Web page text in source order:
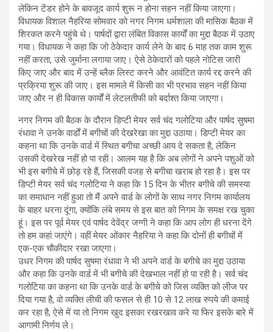
लेकिन टेंडर होने के बावजूद कार्य शुरू न होना सहन नहीं किया जाएगा।
विधायक विशाल नैहरिया सोमवार को नगर निगम धर्मशाला की मासिक बैठक में
शिरकत करने पहुंचे थे। पार्षदों द्वारा लंबित विकास कार्यों का मुद्दा बैठक में उठाए
गया। विधायक ने कहा कि जो ठेकेदार कार्य लेने के बाद 6 माह तक काम शुरू
नहीं करता, उसे जुर्माना लगाया जाए। ऐसे ठेकेदारों को पहले नोटिस जारी
किए जाए और बाद में उन्हें ब्लैक लिस्ट करने और आवंटित कार्य रद्द करने की
प्रक्रिया शुरू की जाए। इस मामले में किसी का भी प्रभाव सहन नहीं किया
जाए और न ही विकास कार्यों में लेटलतीफी को बर्दाश्त किया जाएगा।
नगर निगम की बैठक के दौरान डिप्टी मेयर सर्व चंद गलोटिया और पार्षद सुषमा
रंधावा ने उनके वार्डों में बगीचों की देखरेखा का मुद्दा उठाया। डिप्टी मेयर का
कहना था कि उनके वार्ड में स्थित बगीचा अच्छी आय दे सकता है, लेकिन
उसकी देखरेख नहीं हो पा रही। आलम यह है कि अब लोगों ने अपने पशुओं को
भी इस बगीचे में छोड़ रहे हैं, जिसकी वजह से बगीचा खराब हो रहा है। इस पर
डिप्टी मेयर सर्व चंद गलोटिया ने कहा कि 15 दिन के भीतर बगीचे की समस्या
का समाधान नहीं हुआ तो मैं अपने वार्ड के लोगों के साथ नगर निगम कार्यालय
के बाहर धरना दूंगा, क्योंकि लंबे समय से इस बात को निगम के समक्ष रख चुका
हूं। इस पर पूर्व मेयर एवं पार्षद देवेंद्र जग्गी ने कहा कि आप लोग ही धरना देंगे
तो हम कहां जाएंगे। वहीं मेयर ओंकार नैहरिया ने कहा कि दोनों ही बगीचों में
एक-एक चौकीदार रखा जाएगा।
उधर निगम की पार्षद सुषमा रंधावा ने भी अपने वार्ड के बगीचे का मुद्दा उठाया
और कहा कि उनके वार्ड में भी बगीचे की देखभाल नहीं हो पा रही है। सर्व चंद
गलोटिया का कहना था कि उनके वार्ड के बगीचे को जिस व्यक्ति को लीज पर
दिया गया है, वो व्यक्ति लीची की फसल से ही 10 से 12 लाख रुपये की कमाई
कर रहा है, ऐसे में या तो निगम खुद इसका रखरखाव करे या फिर इसके बारे में
आगामी निर्णय ले।